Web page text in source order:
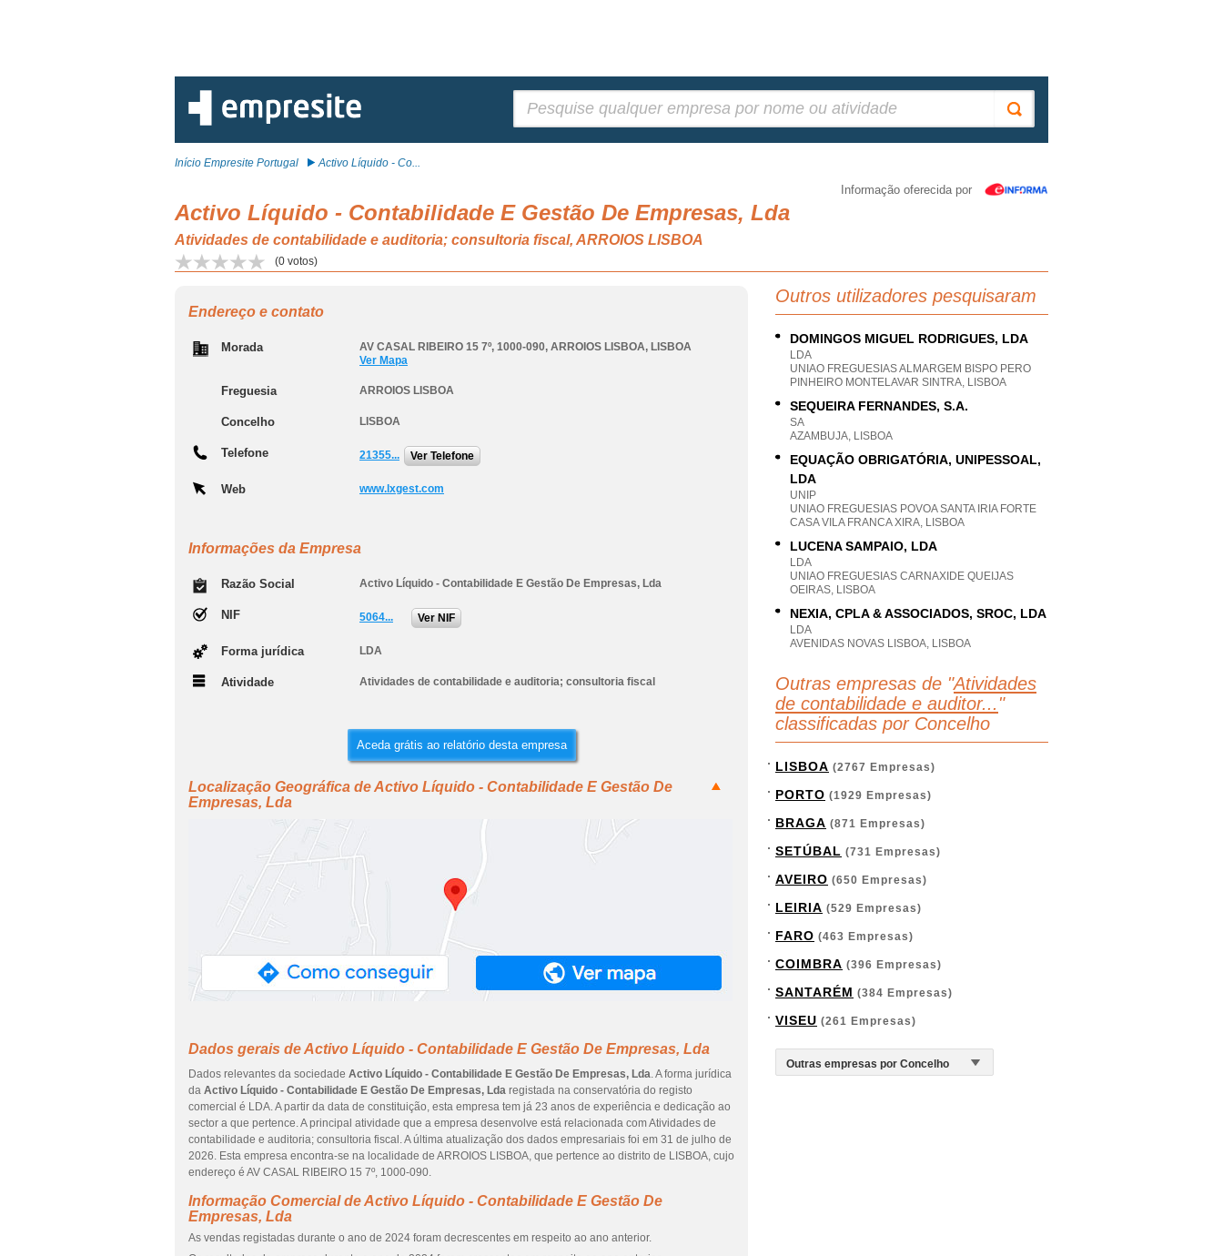
Início Empresite Portugal Activo Líquido - Co...
Informação oferecida por
Activo Líquido - Contabilidade E Gestão De Empresas, Lda
Atividades de contabilidade e auditoria; consultoria fiscal, ARROIOS LISBOA
(0 votos)
Endereço e contato
Morada AV CASAL RIBEIRO 15 7º, 1000-090, ARROIOS LISBOA, LISBOA
Ver Mapa
Freguesia ARROIOS LISBOA
Concelho LISBOA
Telefone 21355... Ver Telefone
Web www.lxgest.com
Informações da Empresa
Razão Social Activo Líquido - Contabilidade E Gestão De Empresas, Lda
NIF 5064... Ver NIF
Forma jurídica LDA
Atividade Atividades de contabilidade e auditoria; consultoria fiscal
Aceda grátis ao relatório desta empresa
Localização Geográfica de Activo Líquido - Contabilidade E Gestão De
Empresas, Lda
Dados gerais de Activo Líquido - Contabilidade E Gestão De Empresas, Lda
Dados relevantes da sociedade Activo Líquido - Contabilidade E Gestão De Empresas, Lda. A forma jurídica
da Activo Líquido - Contabilidade E Gestão De Empresas, Lda registada na conservatória do registo
comercial é LDA. A partir da data de constituição, esta empresa tem já 23 anos de experiência e dedicação ao
sector a que pertence. A principal atividade que a empresa desenvolve está relacionada com Atividades de
contabilidade e auditoria; consultoria fiscal. A última atualização dos dados empresariais foi em 31 de julho de
2026. Esta empresa encontra-se na localidade de ARROIOS LISBOA, que pertence ao distrito de LISBOA, cujo
endereço é AV CASAL RIBEIRO 15 7º, 1000-090.
Informação Comercial de Activo Líquido - Contabilidade E Gestão De
Empresas, Lda
As vendas registadas durante o ano de 2024 foram decrescentes em respeito ao ano anterior.
Outros utilizadores pesquisaram
DOMINGOS MIGUEL RODRIGUES, LDA
LDA
UNIAO FREGUESIAS ALMARGEM BISPO PERO
PINHEIRO MONTELAVAR SINTRA, LISBOA
SEQUEIRA FERNANDES, S.A.
SA
AZAMBUJA, LISBOA
EQUAÇÃO OBRIGATÓRIA, UNIPESSOAL,
LDA
UNIP
UNIAO FREGUESIAS POVOA SANTA IRIA FORTE
CASA VILA FRANCA XIRA, LISBOA
LUCENA SAMPAIO, LDA
LDA
UNIAO FREGUESIAS CARNAXIDE QUEIJAS
OEIRAS, LISBOA
NEXIA, CPLA & ASSOCIADOS, SROC, LDA
LDA
AVENIDAS NOVAS LISBOA, LISBOA
Outras empresas de "Atividades
de contabilidade e auditor... "
classificadas por Concelho
LISBOA (2767 Empresas)
PORTO (1929 Empresas)
BRAGA (871 Empresas)
SETÚBAL (731 Empresas)
AVEIRO (650 Empresas)
LEIRIA (529 Empresas)
FARO (463 Empresas)
COIMBRA (396 Empresas)
SANTARÉM (384 Empresas)
VISEU (261 Empresas)